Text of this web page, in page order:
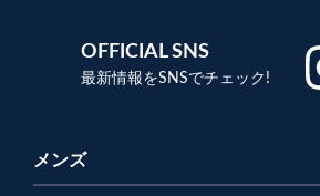
OFFICIAL SNS
最新情報をSNSでチェック!
メンズ